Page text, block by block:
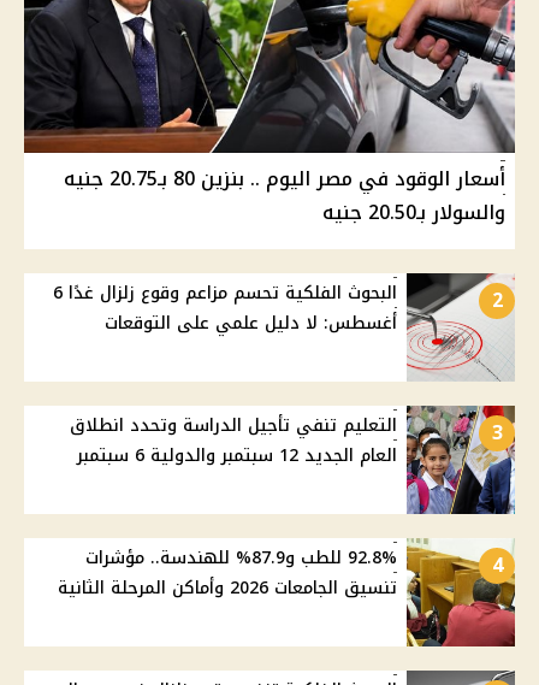
أسعار الوقود في مصر اليوم .. بنزين 80 بـ20.75 جنيه
والسولار بـ20.50 جنيه
2
البحوث الفلكية تحسم مزاعم وقوع زلزال غدًا 6
أغسطس: لا دليل علمي على التوقعات
3
التعليم تنفي تأجيل الدراسة وتحدد انطلاق
العام الجديد 12 سبتمبر والدولية 6 سبتمبر
4
92.8% للطب و87.9% للهندسة.. مؤشرات
تنسيق الجامعات 2026 وأماكن المرحلة الثانية